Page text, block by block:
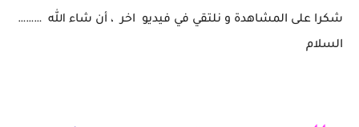
شكرا على المشاهدة و نلتقي في فيديو اخر ، أن شاء الله ………
السلام